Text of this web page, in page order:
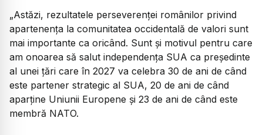
„Astăzi, rezultatele perseverenței românilor privind
apartenența la comunitatea occidentală de valori sunt
mai importante ca oricând. Sunt și motivul pentru care
am onoarea să salut independența SUA ca președinte
al unei țări care în 2027 va celebra 30 de ani de când
este partener strategic al SUA, 20 de ani de când
aparține Uniunii Europene și 23 de ani de când este
membră NATO.